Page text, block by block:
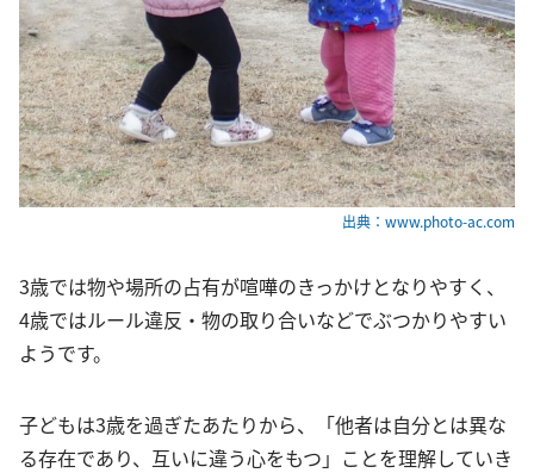
出典：www.photo-ac.com
3歳では物や場所の占有が喧嘩のきっかけとなりやすく、
4歳ではルール違反・物の取り合いなどでぶつかりやすい
ようです。
子どもは3歳を過ぎたあたりから、「他者は自分とは異な
る存在であり、互いに違う心をもつ」ことを理解していき